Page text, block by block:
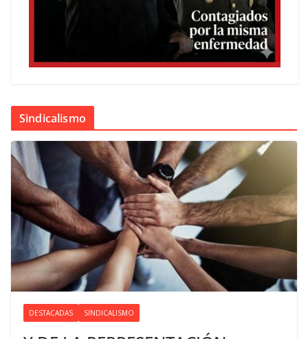
Sindicalismo
DESTACADAS SINDICALISMO